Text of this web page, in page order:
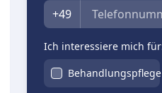
Telefon
+49
Ich interessiere mich
Behandlungspflege